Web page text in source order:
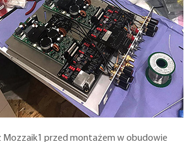
Mozzaik1 przed montażem w obudowie